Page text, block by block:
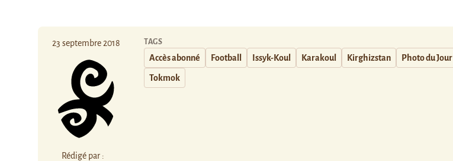
23 septembre 2018
Rédigé par :
TAGS
Accès abonné Football Issyk-Koul Karakoul Kirghizstan Photo du Jour
Tokmok